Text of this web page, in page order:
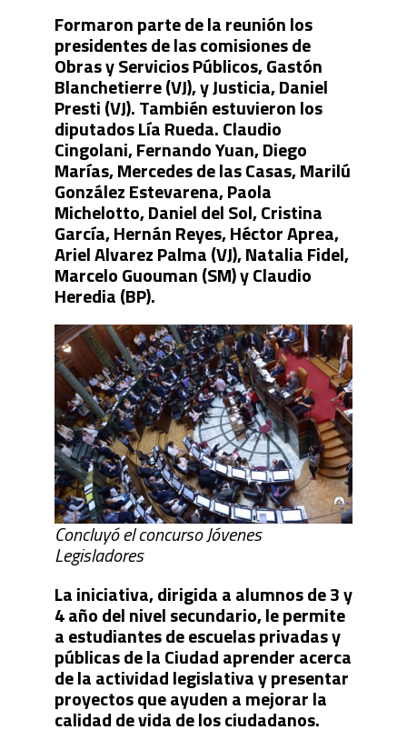
Formaron parte de la reunión los
presidentes de las comisiones de
Obras y Servicios Públicos, Gastón
Blanchetierre (VJ), y Justicia, Daniel
Presti (VJ). También estuvieron los
diputados Lía Rueda. Claudio
Cingolani, Fernando Yuan, Diego
Marías, Mercedes de las Casas, Marilú
González Estevarena, Paola
Michelotto, Daniel del Sol, Cristina
García, Hernán Reyes, Héctor Aprea,
Ariel Alvarez Palma (VJ), Natalia Fidel,
Marcelo Guouman (SM) y Claudio
Heredia (BP).
Concluyó el concurso Jóvenes
Legisladores
La iniciativa, dirigida a alumnos de 3 y
4 año del nivel secundario, le permite
a estudiantes de escuelas privadas y
públicas de la Ciudad aprender acerca
de la actividad legislativa y presentar
proyectos que ayuden a mejorar la
calidad de vida de los ciudadanos.